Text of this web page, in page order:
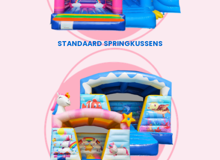
STANDAARD SPRINGKUSSENS